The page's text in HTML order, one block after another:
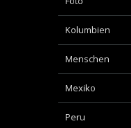
Kolumbien
Menschen
Mexiko
Peru